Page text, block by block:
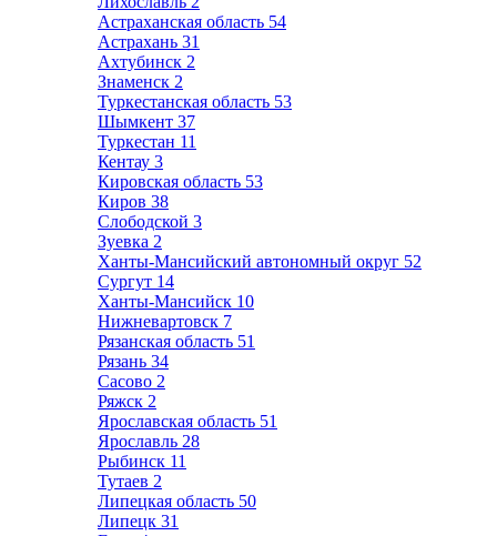
Астраханская область 54
Астрахань 31
Ахтубинск 2
Знаменск 2
Туркестанская область 53
Шымкент 37
Туркестан 11
Кентау 3
Кировская область 53
Киров 38
Слободской 3
Зуевка 2
Ханты-Мансийский автономный округ 52
Сургут 14
Ханты-Мансийск 10
Нижневартовск 7
Рязанская область 51
Рязань 34
Сасово 2
Ряжск 2
Ярославская область 51
Ярославль 28
Рыбинск 11
Тутаев 2
Липецкая область 50
Липецк 31